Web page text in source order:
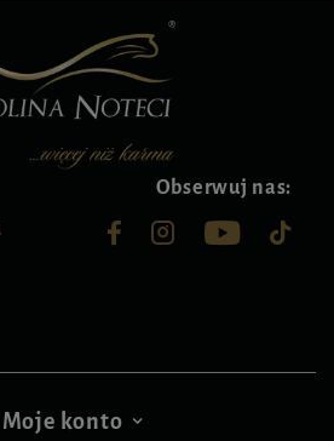
Obserwuj nas:
Moje konto